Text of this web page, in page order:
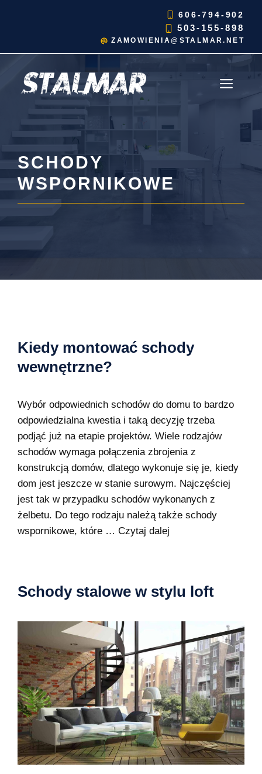
606-794-902
503-155-898
ZAMOWIENIA@STALMAR.NET
SCHODY
WSPORNIKOWE
Kiedy montować schody
wewnętrzne?
Wybór odpowiednich schodów do domu to bardzo
odpowiedzialna kwestia i taką decyzję trzeba
podjąć już na etapie projektów. Wiele rodzajów
schodów wymaga połączenia zbrojenia z
konstrukcją domów, dlatego wykonuje się je, kiedy
dom jest jeszcze w stanie surowym. Najczęściej
jest tak w przypadku schodów wykonanych z
żelbetu. Do tego rodzaju należą także schody
wspornikowe, które … Czytaj dalej
Schody stalowe w stylu loft